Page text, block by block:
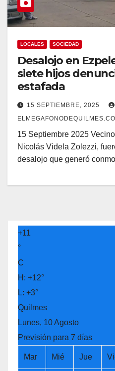
LOCALES SOCIEDAD
Desalojo en
siete hijos
estafada
15 SEPTIEMBRE, 2025
15 Septiembre 2025
Nicolás Videla Zolezzi,
desalojo que generó
+11
°
C
H: +12°
L: +3°
Quilmes
Lunes, 10 Agosto
Previsión para 7 días
Mar Mié Jue